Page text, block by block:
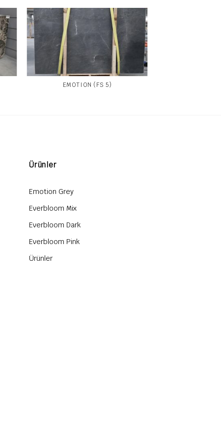
EMOTION (FS 5)
Ürünler
Emotion Grey
Everbloom Mix
Everbloom Dark
Everbloom Pink
Ürünler